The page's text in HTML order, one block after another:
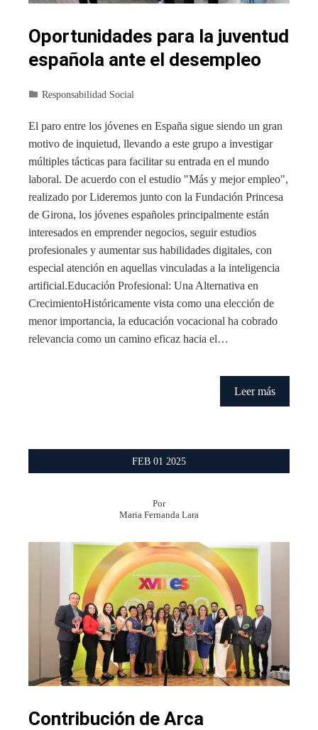
Oportunidades para la juventud
española ante el desempleo
Responsabilidad Social
El paro entre los jóvenes en España sigue siendo un gran
motivo de inquietud, llevando a este grupo a investigar
múltiples tácticas para facilitar su entrada en el mundo
laboral. De acuerdo con el estudio "Más y mejor empleo",
realizado por Lideremos junto con la Fundación Princesa
de Girona, los jóvenes españoles principalmente están
interesados en emprender negocios, seguir estudios
profesionales y aumentar sus habilidades digitales, con
especial atención en aquellas vinculadas a la inteligencia
artificial.Educación Profesional: Una Alternativa en
CrecimientoHistóricamente vista como una elección de
menor importancia, la educación vocacional ha cobrado
relevancia como un camino eficaz hacia el…
Leer más
FEB 01 2025
Por
Maria Fernanda Lara
Contribución de Arca